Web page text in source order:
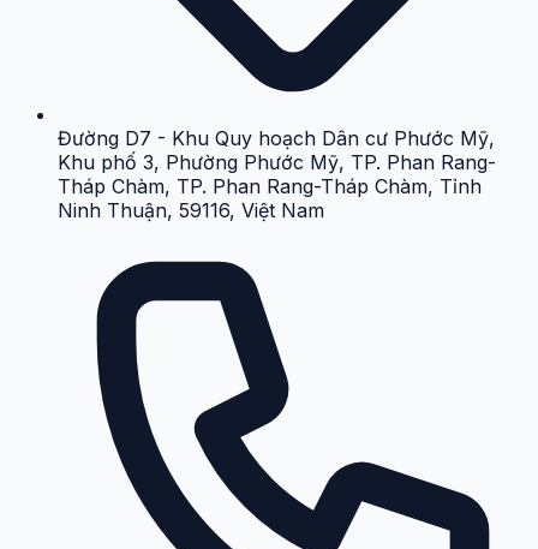
Đường D7 - Khu Quy hoạch Dân cư Phước Mỹ,
Khu phố 3, Phường Phước Mỹ, TP. Phan Rang-
Tháp Chàm, TP. Phan Rang-Tháp Chàm, Tỉnh
Ninh Thuận, 59116, Việt Nam